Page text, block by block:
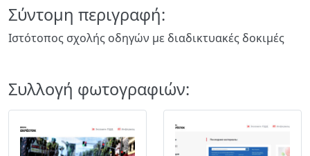
Σύντομη περιγραφή:
Ιστότοπος σχολής οδηγών με διαδικτυακές δοκιμές
Συλλογή φωτογραφιών: